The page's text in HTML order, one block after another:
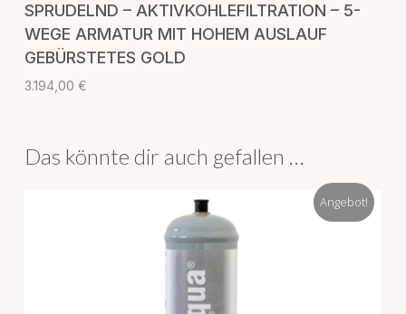
SPRUDELND – AKTIVKOHLEFILTRATION – 5-
WEGE ARMATUR MIT HOHEM AUSLAUF
GEBÜRSTETES GOLD
3.194,00 €
Das könnte dir auch gefallen …
Angebot!